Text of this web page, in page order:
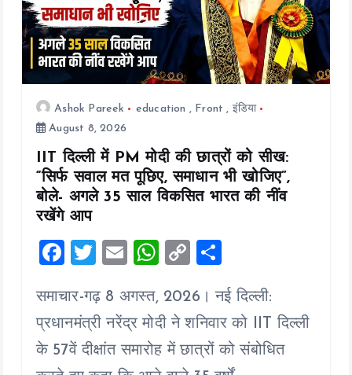
o
Ashok Pareek education , Front , इंडिया
August 8, 2026
IIT दिल्ली में PM मोदी की छात्रों को सीख:
“सिर्फ सवाल मत पूछिए, समाधान भी खोजिए”,
बोले- अगले 35 साल विकसित भारत की नींव
रखेंगे आप
F
ce
b
o
T
tt
er
E
ai
l
W
at
s
A
C
p
y
Li
a
re
समाचार-गढ़ 8 अगस्त, 2026। नई दिल्ली:
प्रधानमंत्री नरेंद्र मोदी ने शनिवार को IIT दिल्ली
के 57वें दीक्षांत समारोह में छात्रों को संबोधित